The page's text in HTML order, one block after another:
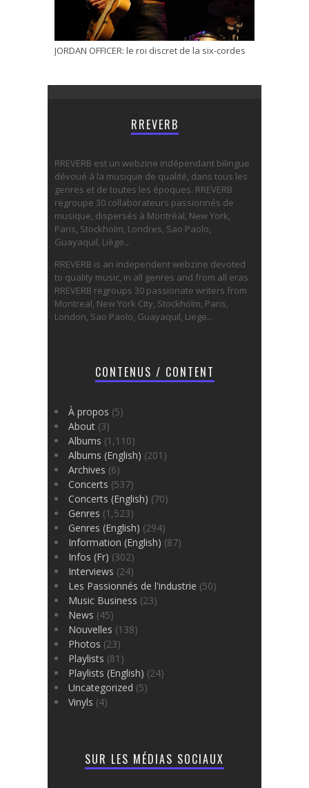
JORDAN OFFICER: le roi discret de la six-cordes
RREVERB
RREVERB est un webzine indépendant bilingue
dévoué à la musique de qualité, dans tous les
genres et de toutes les époques. RREVERB
regroupe 30 collaborateurs passionnés de
musique, dispersés à Montréal, New York,
Paris, Stockholm, Londres, Sao Paolo,
Guayaquil, Liège...
RREVERB is an independent webzine devoted
to quality music, in all genres and from all eras.
RREVERB regroups 30 passionate writers from
Montreal, New York City, Stockholm, Paris,
London, Sao Paolo, Guayaquil, Liege...
CONTENUS / CONTENT
À propos (5)
About (3)
Albums (1,110)
Albums (English) (201)
Archives (6)
Concerts (537)
Concerts (English) (70)
Genres (1,523)
Genres (English) (294)
Information (English) (87)
Infos (Fr) (302)
Interviews (24)
Les Passionnés de l'industrie (50)
Music Business (23)
News (45)
Nouvelles (138)
Photos (23)
Playlists (81)
Playlists (English) (24)
Uncategorized (5)
Vinyls (4)
SUR LES MÉDIAS SOCIAUX